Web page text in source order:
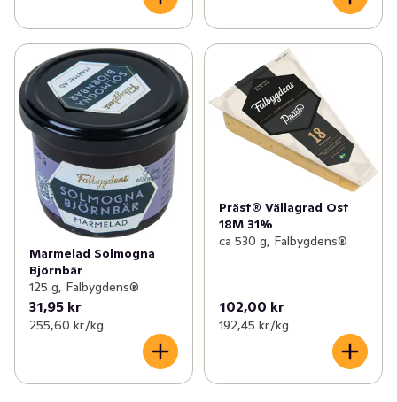
Marmelad Solmogna
Björnbär
125 g, Falbygdens®
31,95 kr
255,60 kr /kg
Präst® Vällagrad Ost
18M 31%
ca 530 g, Falbygdens®
102,00 kr
192,45 kr /kg